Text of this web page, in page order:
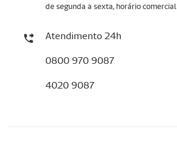
de segunda a sexta, horário comercial
Atendimento 24h
0800 970 9087
4020 9087